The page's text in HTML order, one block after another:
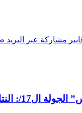
مشاركة عبر البريد
الجزئية و الهدافون